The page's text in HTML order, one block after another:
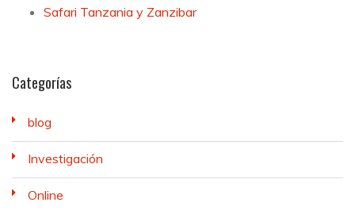
Safari Tanzania y Zanzibar
Categorías
blog
Investigación
Online